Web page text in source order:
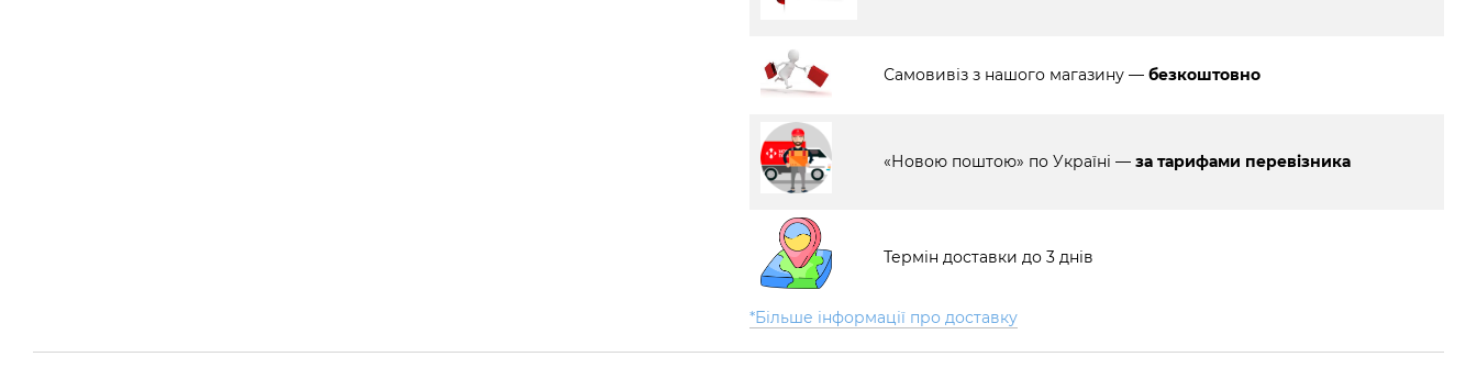
Самовивіз з нашого магазину — безкоштовно
«Новою поштою» по Україні — за тарифами перевізника
Термін доставки до 3 днів
*Більше інформації про доставку